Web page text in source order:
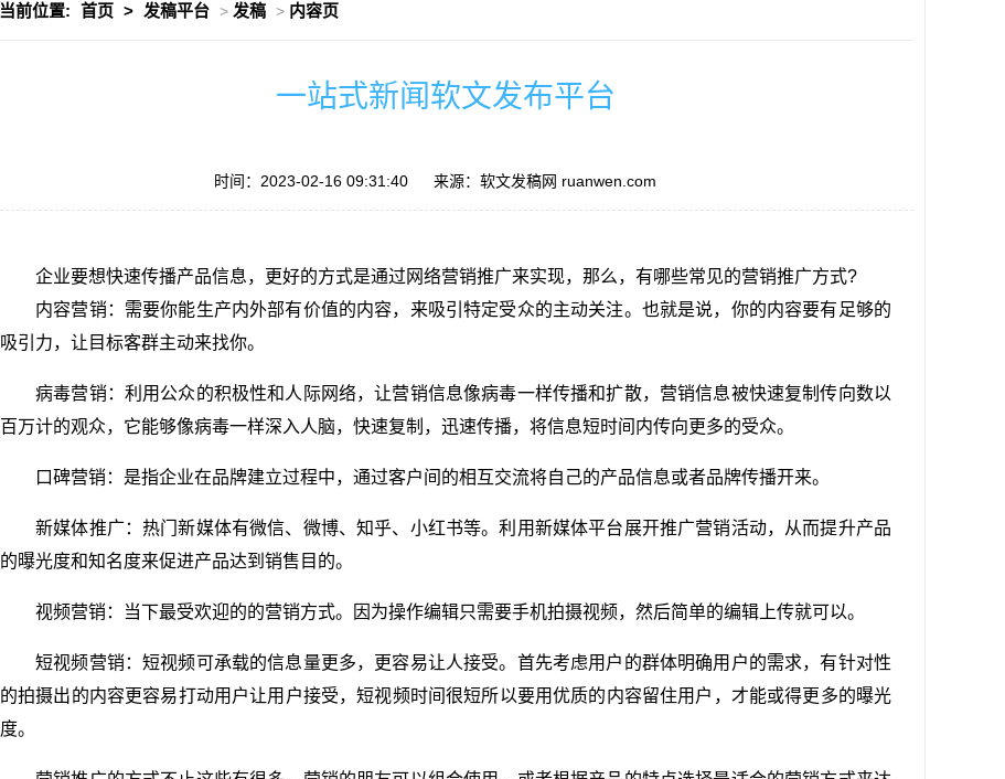
当前位置: 首页 > 发稿平台 > 发稿 > 内容页
一站式新闻软文发布平台
时间：2023-02-16 09:31:40 来源：软文发稿网 ruanwen.com
企业要想快速传播产品信息，更好的方式是通过网络营销推广来实现，那么，有哪些常见的营销推广方式?
内容营销：需要你能生产内外部有价值的内容，来吸引特定受众的主动关注。也就是说，你的内容要有足够的
吸引力，让目标客群主动来找你。
病毒营销：利用公众的积极性和人际网络，让营销信息像病毒一样传播和扩散，营销信息被快速复制传向数以
百万计的观众，它能够像病毒一样深入人脑，快速复制，迅速传播，将信息短时间内传向更多的受众。
口碑营销：是指企业在品牌建立过程中，通过客户间的相互交流将自己的产品信息或者品牌传播开来。
新媒体推广：热门新媒体有微信、微博、知乎、小红书等。利用新媒体平台展开推广营销活动，从而提升产品
的曝光度和知名度来促进产品达到销售目的。
视频营销：当下最受欢迎的的营销方式。因为操作编辑只需要手机拍摄视频，然后简单的编辑上传就可以。
短视频营销：短视频可承载的信息量更多，更容易让人接受。首先考虑用户的群体明确用户的需求，有针对性
的拍摄出的内容更容易打动用户让用户接受，短视频时间很短所以要用优质的内容留住用户，才能或得更多的曝光
度。